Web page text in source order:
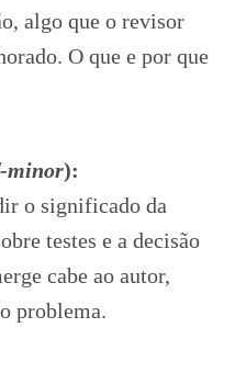
algo que o revisor
O que e por que
minor):
o significado da
testes e a decisão
cabe ao autor,
problema.